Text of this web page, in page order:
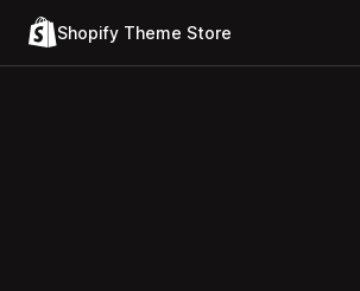
Shopify Theme Store